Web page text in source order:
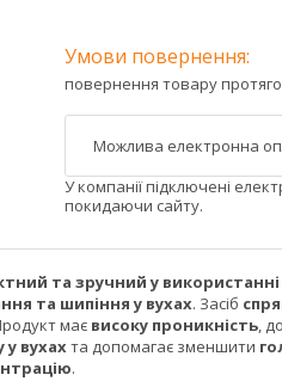
повернення товару
У компанії підключені
покидаючи сайту.
та зручний у використанні
та шипіння у вухах. Засіб
має високу проникність,
вухахта допомагає зменшити
.